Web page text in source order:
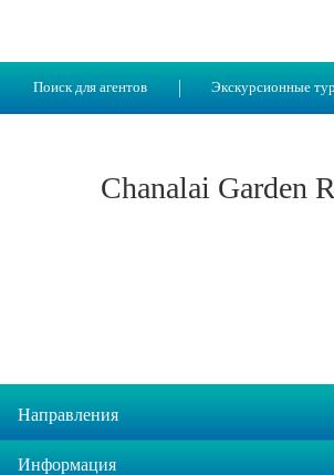
Поиск для агентов Экскурсионные
Chanalai Garden
Направления
Информация